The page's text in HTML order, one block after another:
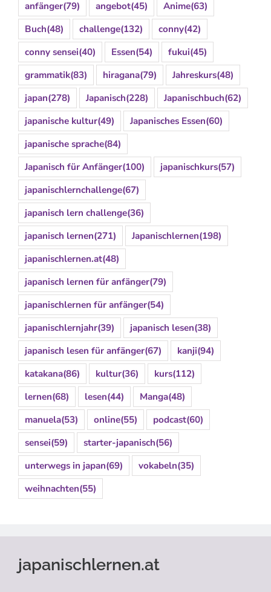
anfänger(79) angebot(45) Anime(63)
Buch(48) challenge(132) conny(42)
conny sensei(40) Essen(54) fukui(45)
grammatik(83) hiragana(79) Jahreskurs(48)
japan(278) Japanisch(228) Japanischbuch(62)
japanische kultur(49) Japanisches Essen(60)
japanische sprache(84)
Japanisch für Anfänger(100) japanischkurs(57)
japanischlernchallenge(67)
japanisch lern challenge(36)
japanisch lernen(271) Japanischlernen(198)
japanischlernen.at(48)
japanisch lernen für anfänger(79)
japanischlernen für anfänger(54)
japanischlernjahr(39) japanisch lesen(38)
japanisch lesen für anfänger(67) kanji(94)
katakana(86) kultur(36) kurs(112)
lernen(68) lesen(44) Manga(48)
manuela(53) online(55) podcast(60)
sensei(59) starter-japanisch(56)
unterwegs in japan(69) vokabeln(35)
weihnachten(55)
japanischlernen.at